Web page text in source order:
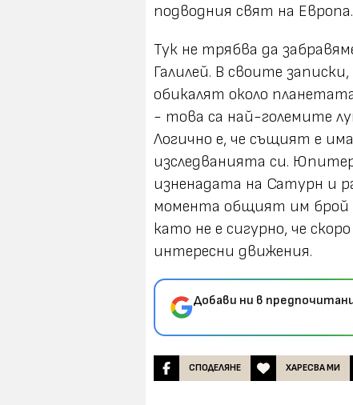
подводния свят на Европа.
Тук не трябва да
Галилей. В своите
обикалят около
- това са най-големите
Логично е, че същият е
изследванията си.
изненадата на Сатурн и
момента общият им брой
като не е сигурно, че
интересни движения.
Добави ни в
СПОДЕЛЯНЕ ХАРЕСВА МИ